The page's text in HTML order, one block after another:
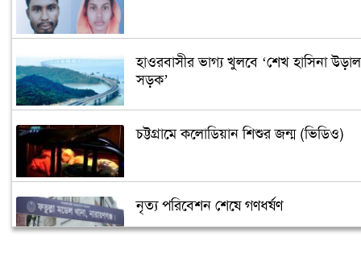
হাওরবাসীর ভাগ্য খুলবে ‘শেখ হাসিনা উড়াল
সড়ক’
চট্টগ্রামে কলোডিয়ান শিশুর জন্ম (ভিডিও)
নৃত্য পরিবেশন শেষে গণধর্ষণ